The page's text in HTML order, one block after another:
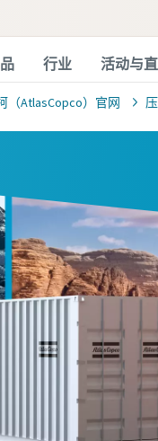
行业 活动与
（AtlasCopco）官网